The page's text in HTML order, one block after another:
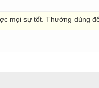
mọi sự tốt. Thường dùng